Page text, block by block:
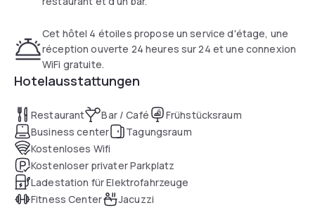
Cet hôtel 4 étoiles propose un service d'étage, une
réception ouverte 24 heures sur 24 et une connexion
WiFi gratuite.
Hotelausstattungen
Restaurant Bar / Café
Frühstücksraum
Business center
Tagungsraum
Kostenloses Wifi
Kostenloser privater Parkplatz
Ladestation für Elektrofahrzeuge
Fitness Center
Jacuzzi